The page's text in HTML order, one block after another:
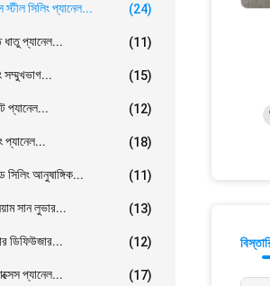
স্টীল সিলিং প্যানেল... (24)
প্যানেল... (11)
সম্মুখভাগ... (15)
প্যানেল... (12)
প্যানেল... (18)
সিলিং আনুষাঙ্গিক... (11)
সান লুভার... (13)
ডিফিউজার... (12)
প্যানেল... (17)